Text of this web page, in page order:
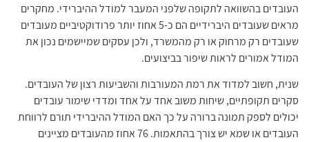
העובדים בהשוואה לתקופה שלפני המעבר למודל ההיברידי. מחקרים
מראים שעובדים היברידיים הם כ-5 אחוז יותר פרודוקטיביים מעובדים
שעובדים רק מרחוק או רק מהמשרד, ולכן עסקים שמיישמים נכון את
המודל אמורים לראות שיפור בביצועים.
שנית, חשוב למדוד את רמת המעורבות והשביעות רצון של העובדים.
סקרים תקופתיים, שיחות משוב אחד על אחד ומדדי שימור עובדים
יכולים לספק תמונה ברורה על כך האם המודל ההיברידי תורם לרווחת
העובדים או שמא יש צורך בהתאמות. 76 אחוז מהעובדים מציינים